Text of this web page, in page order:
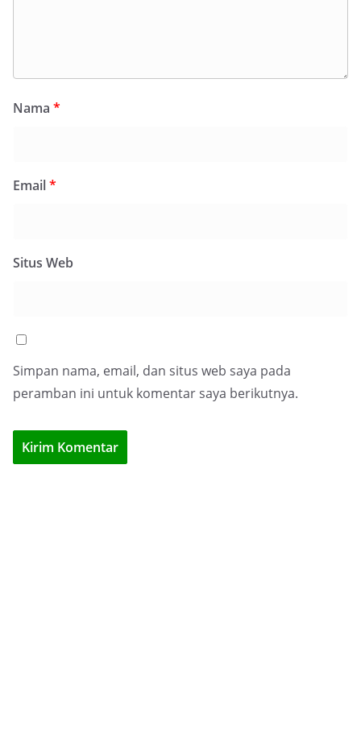
Nama *
Email*
Situs Web
Simpan nama, email, dan situs web saya pada
peramban ini untuk komentar saya berikutnya.